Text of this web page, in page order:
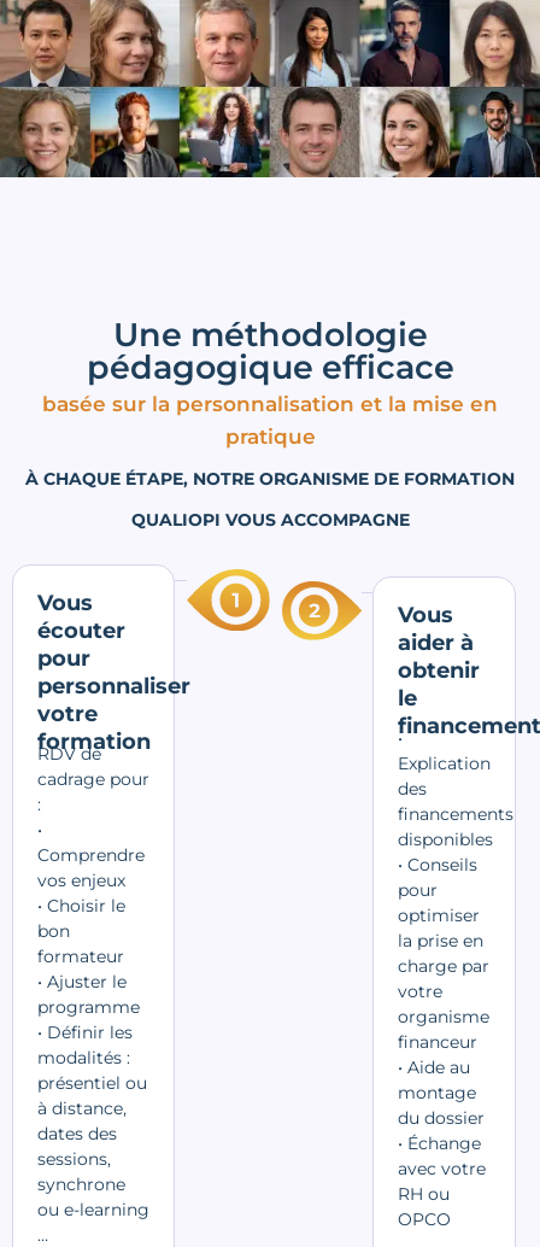
Une méthodologie
pédagogique efficace
basée sur la personnalisation et la mise en
pratique
À CHAQUE ÉTAPE, NOTRE ORGANISME DE FORMATION
QUALIOPI VOUS ACCOMPAGNE
Vous
écouter
pour
personnaliser
votre
formation
RDV de
cadrage pour
:
•
Comprendre
vos enjeux
• Choisir le
bon
formateur
• Ajuster le
programme
• Définir les
modalités :
présentiel ou
à distance,
dates des
sessions,
synchrone
ou e-learning
…
Vous
aider à
obtenir
le
financement
•
Explication
des
financements
disponibles
• Conseils
pour
optimiser
la prise en
charge par
votre
organisme
financeur
• Aide au
montage
du dossier
• Échange
avec votre
RH ou
OPCO